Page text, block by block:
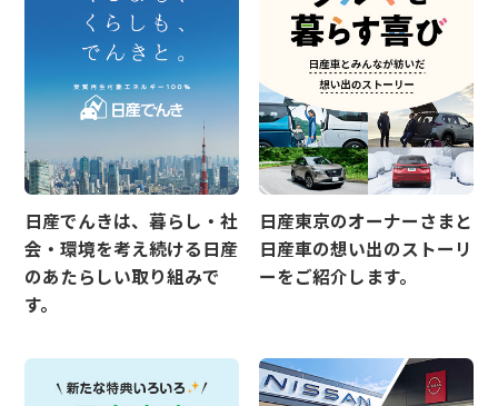
日産でんきは、暮らし・社
会・環境を考え続ける日産
のあたらしい取り組みで
す。
日産東京のオーナーさまと
日産車の想い出のストーリ
ーをご紹介します。